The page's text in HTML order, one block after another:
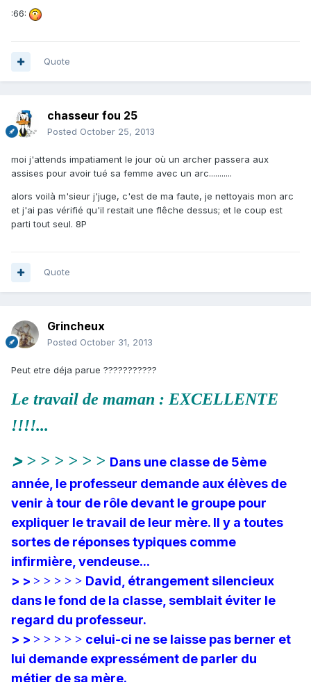
:66:
Quote
chasseur fou 25
Posted October 25, 2013
moi j'attends impatiament le jour où un archer passera aux
assises pour avoir tué sa femme avec un arc...........
alors voilà m'sieur j'juge, c'est de ma faute, je nettoyais mon arc
et j'ai pas vérifié qu'il restait une flêche dessus; et le coup est
parti tout seul. 8P
Quote
Grincheux
Posted October 31, 2013
Peut etre déja parue ???????????
Le travail de maman : EXCELLENTE
!!!!...
> > > > > > > Dans une classe de 5ème
année, le professeur demande aux élèves de
venir à tour de rôle devant le groupe pour
expliquer le travail de leur mère. Il y a toutes
sortes de réponses typiques comme
infirmière, vendeuse...
> > > > > > > David, étrangement silencieux
dans le fond de la classe, semblait éviter le
regard du professeur.
> > > > > > > celui-ci ne se laisse pas berner et
lui demande expressément de parler du
métier de sa mère.